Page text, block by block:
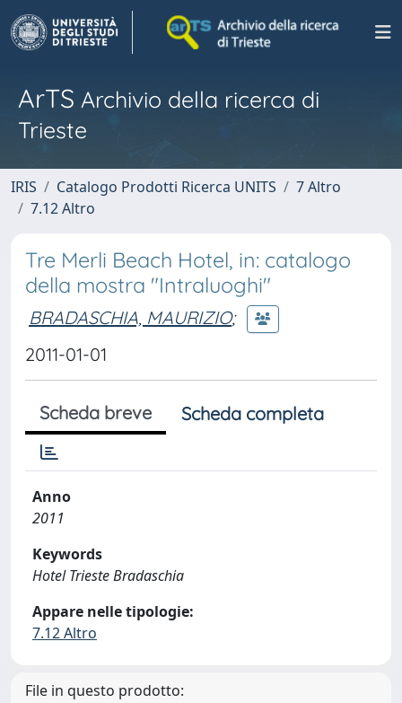
ArTS Archivio della ricerca di
Trieste
IRIS Catalogo Prodotti Ricerca UNITS
7 Altro
7.12 Altro
Tre Merli Beach Hotel, in: catalogo
della mostra "Intraluoghi"
BRADASCHIA, MAURIZIO;
2011-01-01
Scheda breve Scheda completa
Anno
2011
Keywords
Hotel Trieste Bradaschia
Appare nelle tipologie:
7.12 Altro
File in questo prodotto: